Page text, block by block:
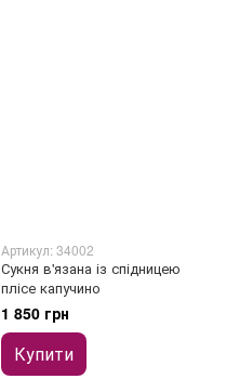
Артикул: 34002
Сукня в'язана із спідницею
плісе капучино
1 850 грн
Купити